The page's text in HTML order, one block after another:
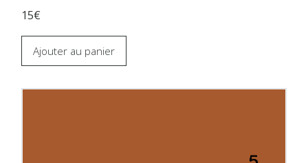
15€
Ajouter au panier